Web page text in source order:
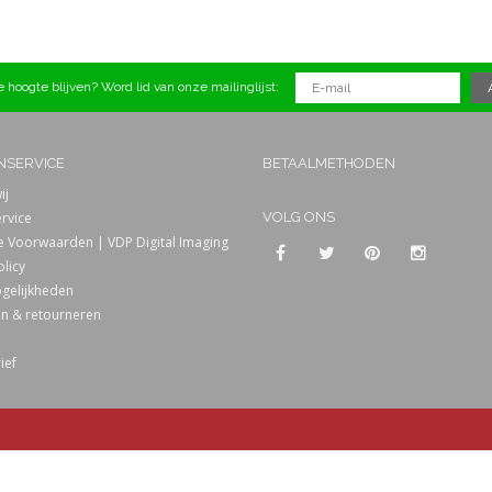
hoogte blijven? Word lid van onze mailinglijst:
Voorwaarden | VDP Digital Imaging
& retourneren
BETAALMETHODEN
VOLG ONS